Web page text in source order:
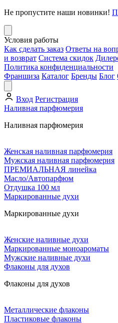
Не пропустите наши новинки!
Условия работы
Как сделать заказ Ответы на
и возврат Система скидок
Политика конфиденциальности
Франшиза Каталог Бренды Блог
Вход Регистрация
Наливная парфюмерия
Наливная парфюмерия
Женская наливная парфюмерия
Мужская наливная парфюмерия
ПРЕМИАЛЬНАЯ линейка
Масло/Автопарфюм
Отдушка 100 мл
Маркированные духи
Маркированные духи
Женские наливные духи
Маркированные моноароматы
Мужские наливные духи
Флаконы для духов
Флаконы для духов
Металлические флаконы
Пластиковые флаконы